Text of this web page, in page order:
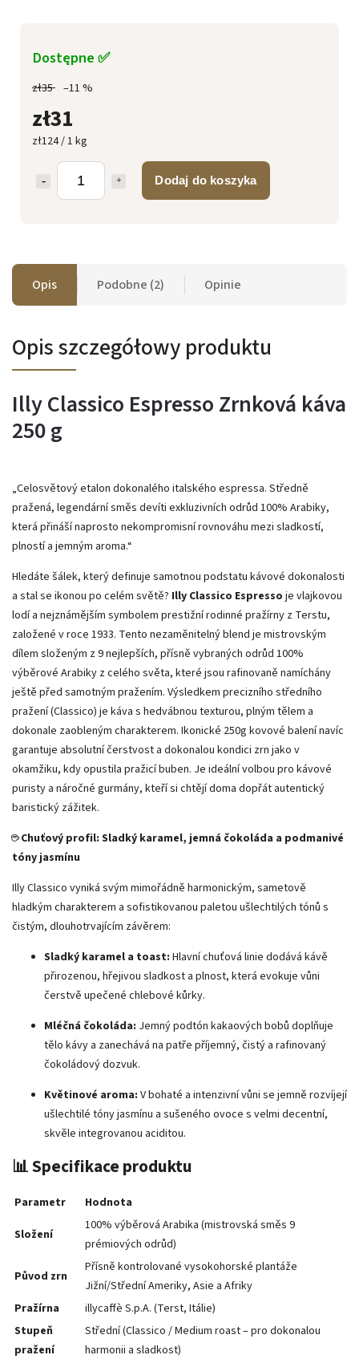
zł35 –11 %
zł31
zł124 / 1 kg
Dodaj do koszyka
Dostępne ✅
Opis Podobne (2) Opinie
Opis szczegółowy produktu
Illy Classico Espresso Zrnková káva
250 g
„Celosvětový etalon dokonalého italského espressa. Středně
pražená, legendární směs devíti exkluzivních odrůd 100% Arabiky,
která přináší naprosto nekompromisní rovnováhu mezi sladkostí,
plností a jemným aroma.“
Hledáte šálek, který definuje samotnou podstatu kávové dokonalosti
a stal se ikonou po celém světě? Illy Classico Espresso je vlajkovou
lodí a nejznámějším symbolem prestižní rodinné pražírny z Terstu,
založené v roce 1933. Tento nezaměnitelný blend je mistrovským
dílem složeným z 9 nejlepších, přísně vybraných odrůd 100%
výběrové Arabiky z celého světa, které jsou rafinovaně namíchány
ještě před samotným pražením. Výsledkem precizního středního
pražení (Classico) je káva s hedvábnou texturou, plným tělem a
dokonale zaobleným charakterem. Ikonické 250g kovové balení navíc
garantuje absolutní čerstvost a dokonalou kondici zrn jako v
okamžiku, kdy opustila pražicí buben. Je ideální volbou pro kávové
puristy a náročné gurmány, kteří si chtějí doma dopřát autentický
baristický zážitek.
☕ Chuťový profil: Sladký karamel, jemná čokoláda a podmanivé
tóny jasmínu
Illy Classico vyniká svým mimořádně harmonickým, sametově
hladkým charakterem a sofistikovanou paletou ušlechtilých tónů s
čistým, dlouhotrvajícím závěrem:
Sladký karamel a toast: Hlavní chuťová linie dodává kávě
přirozenou, hřejivou sladkost a plnost, která evokuje vůni
čerstvě upečené chlebové kůrky.
Mléčná čokoláda: Jemný podtón kakaových bobů doplňuje
tělo kávy a zanechává na patře příjemný, čistý a rafinovaný
čokoládový dozvuk.
Květinové aroma: V bohaté a intenzivní vůni se jemně rozvíjejí
ušlechtilé tóny jasmínu a sušeného ovoce s velmi decentní,
skvěle integrovanou aciditou.
📊 Specifikace produktu
Parametr
Hodnota
Složení
100% výběrová Arabika (mistrovská směs 9
prémiových odrůd)
Původ zrn
Přísně kontrolované vysokohorské plantáže
Jižní/Střední Ameriky, Asie a Afriky
Pražírna
illycaffè S.p.A. (Terst, Itálie)
Stupeň
pražení
Střední (Classico / Medium roast – pro dokonalou
harmonii a sladkost)